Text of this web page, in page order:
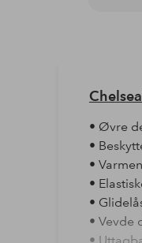
• Øvre
•
•
•
•
• Vevde